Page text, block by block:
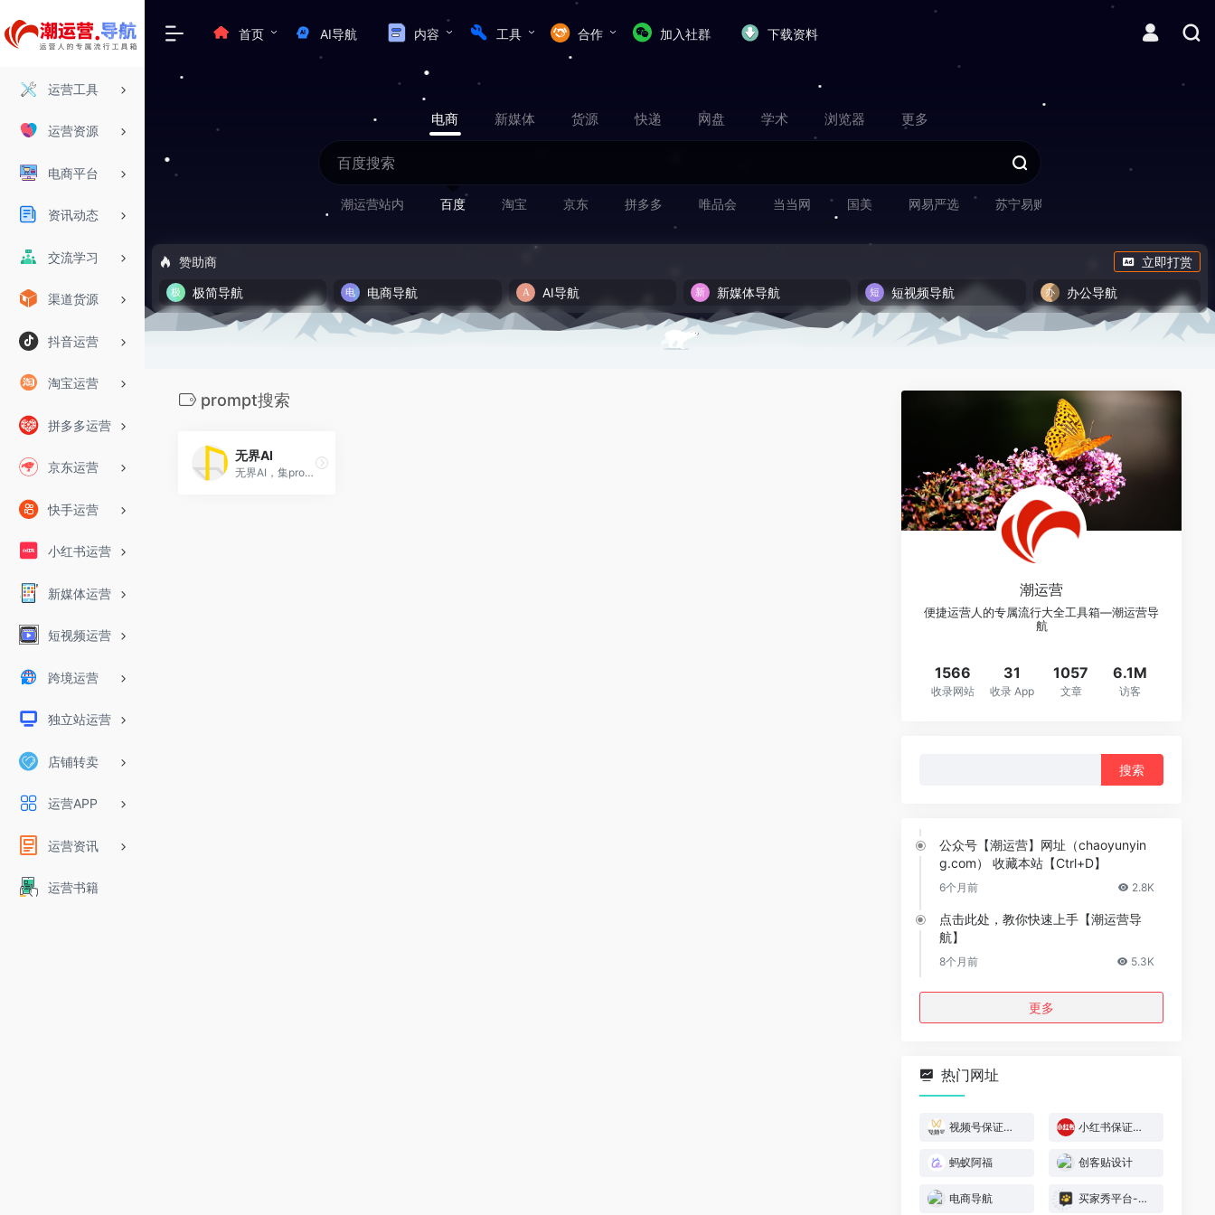
运营工具
运营资源
电商平台
资讯动态
交流学习
渠道货源
抖音运营
淘宝运营
拼多多运营
京东运营
快手运营
小红书运营
新媒体运营
短视频运营
跨境运营
独立站运营
店铺转卖
运营APP
运营资讯
运营书籍
首页 AI导航 内容 工具 合作 加入社群 下载资料
电商 新媒体 货源 快递 网盘 学术 浏览器 更多
潮运营站内 百度 淘宝 京东 拼多多 唯品会 当当网 国美 网易严选 苏宁易购
赞助商
立即打赏
极简导航
电商导航 AI导航 新媒体导航 短视频导航 办公导航
prompt搜索
无界AI
无界AI，集prompt搜索、AI图库、AI创作、AI广场等为一体。提供一站式AI搜索-创作-交流-分享服务。
潮运营
便捷运营人的专属流行大全工具箱—潮运营导
航
1566
收录网站
31
收录 App
1057
文章
6.1M
访客
公众号【潮运营】网址（chaoyunyin
g.com） 收藏本站【Ctrl+D】
6个月前 2.8K
点击此处，教你快速上手【潮运营导
航】
8个月前 5.3K
更多
热门网址
视频号保证金规则 小红书保证金规则
蚂蚁阿福 创客贴设计
电商导航 买家秀平台-模特喵喵